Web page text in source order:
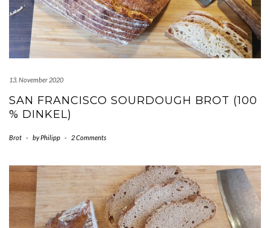
13. November 2020
SAN FRANCISCO SOURDOUGH BROT (100
% DINKEL)
Brot - byPhilipp - 2 Comments